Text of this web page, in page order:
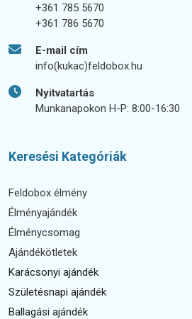
+361 785 5670
+361 786 5670
E-mail cím
info(kukac)feldobox.hu
Nyitvatartás
Munkanapokon H-P: 8:00-16:30
Keresési Kategóriák
Feldobox élmény
Élményajándék
Élménycsomag
Ajándékötletek
Karácsonyi ajándék
Születésnapi ajándék
Ballagási ajándék